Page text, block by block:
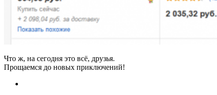
Что ж, на сегодня это всё, друзья.
Прощаемся до новых приключений!